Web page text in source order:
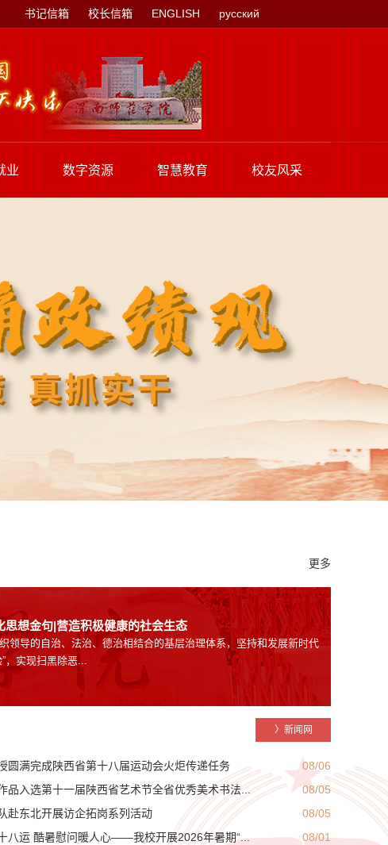
书记信箱 校长信箱 ENGLISH русский
业 数字资源 智慧教育 校友风采
更多
思想金句|营造积极健康的社会生态
领导的自治、法治、德治相结合的基层治理体系，坚持和发展新时代
”，实现扫黑除恶...
〉新闻网
08/06
圆满完成陕西省第十八届运动会火炬传递任务
08/05
品入选第十一届陕西省艺术节全省优秀美术书法...
08/05
赴东北开展访企拓岗系列活动
08/01
八运 酷暑慰问暖人心——我校开展2026年暑期“...